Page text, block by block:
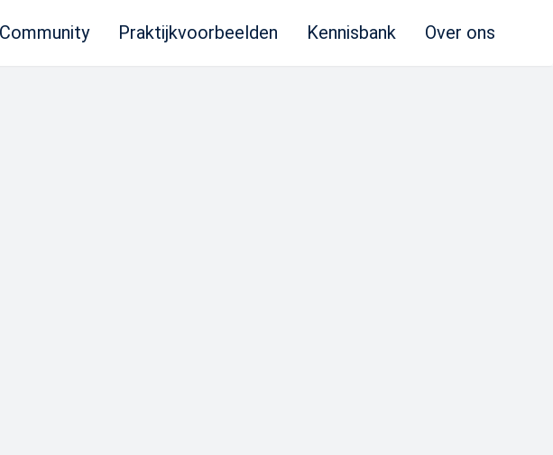
Community Praktijkvoorbeelden Kennisbank Over ons